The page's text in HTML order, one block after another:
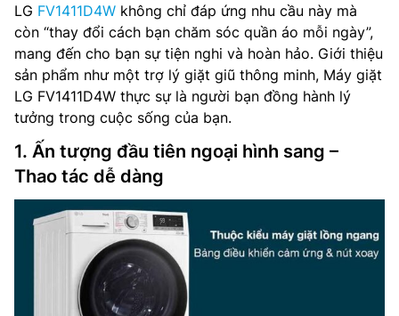
LG FV1411D4W không chỉ đáp ứng nhu cầu này mà
còn “thay đổi cách bạn chăm sóc quần áo mỗi ngày”,
mang đến cho bạn sự tiện nghi và hoàn hảo. Giới thiệu
sản phẩm như một trợ lý giặt giũ thông minh, Máy giặt
LG FV1411D4W thực sự là người bạn đồng hành lý
tưởng trong cuộc sống của bạn.
1. Ấn tượng đầu tiên ngoại hình sang –
Thao tác dễ dàng